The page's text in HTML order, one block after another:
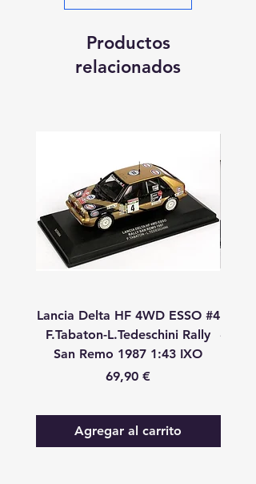
Productos
relacionados
Lancia Delta HF 4WD ESSO #4
F.Tabaton-L.Tedeschini Rally
San Remo 1987 1:43 IXO
Precio
69,90 €
Agregar al carrito
#11